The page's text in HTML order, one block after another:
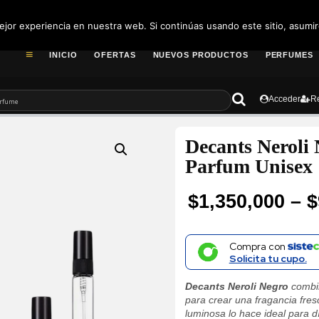
INICIO OFERTAS NUEVOS PRODUCTOS PERFUMES
Acceder
Decants Neroli
Parfum Unisex
$
–
$1,350,000
Price
range:
$91,300
through
Compra con
Solicita tu cupo.
Decants Neroli Negro
para crear una fragancia
luminosa lo hace ideal para
experiencia en nuestra web. Si continúas usando este sitio,